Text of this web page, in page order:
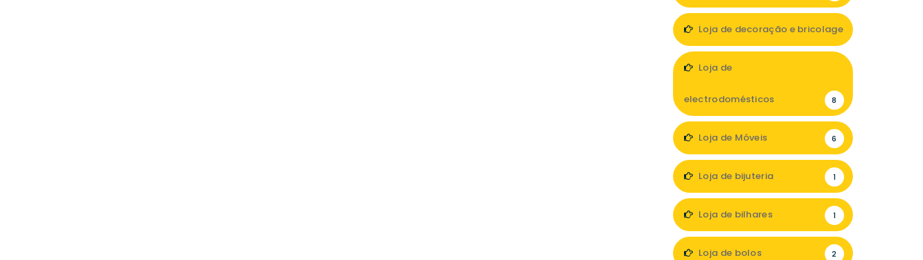
Loja de decoração e bricolage
Loja de
electrodomésticos 8
Loja de Móveis 6
Loja de bijuteria 1
Loja de bilhares 1
Loja de bolos 2